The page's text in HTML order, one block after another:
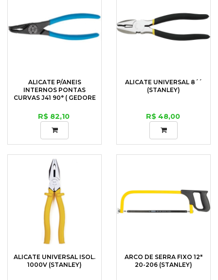
ALICATE P/ANEIS
INTERNOS PONTAS
CURVAS J41 90° ( GEDORE
R$ 82,10
ALICATE UNIVERSAL 8´´
(STANLEY)
R$ 48,00
ALICATE UNIVERSAL ISOL.
1000V (STANLEY)
ARCO DE SERRA FIXO 12"
20-206 (STANLEY)